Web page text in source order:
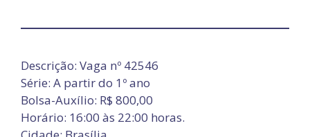
Descrição: Vaga nº 42546
Série: A partir do 1º ano
Bolsa-Auxílio: R$ 800,00
Horário: 16:00 às 22:00 horas.